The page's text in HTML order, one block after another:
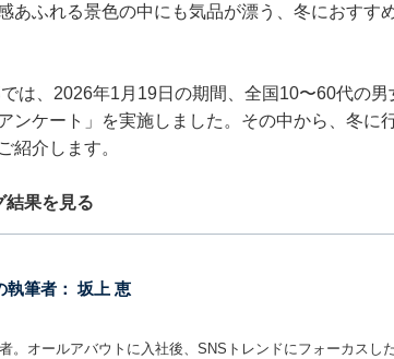
あふれる景色の中にも気品が漂う、冬におすす
は、2026年1月19日の期間、全国10〜60代の
ンケート」を実施しました。その中から、冬に
紹介します。
結果を見る
執筆者： 坂上 恵
。オールアバウトに入社後、SNSトレンドにフォーカスし